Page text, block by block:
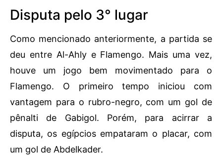
Disputa pelo 3° lugar
Como mencionado anteriormente, a partida se
deu entre Al-Ahly e Flamengo. Mais uma vez,
houve um jogo bem movimentado para o
Flamengo. O primeiro tempo iniciou com
vantagem para o rubro-negro, com um gol de
pênalti de Gabigol. Porém, para acirrar a
disputa, os egípcios empataram o placar, com
um gol de Abdelkader.